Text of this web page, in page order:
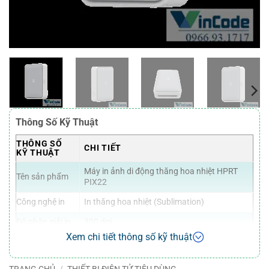
Thông Số Kỹ Thuật
THÔNG SỐ
KỸ THUẬT
CHI TIẾT
Tên sản phẩm
Máy in ảnh di động thăng hoa nhiệt HPRT
PIX22
Công nghệ in
In thăng hoa nhiệt (Sublimation)
Kích thước ảnh
45 x 54 mm (ảnh thẻ), hỗ trợ nhiều kích thước
Xem chi tiết thông số kỹ thuật